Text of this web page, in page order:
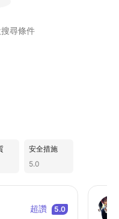
尋條件
安全措施
5.0
超讚 5.0